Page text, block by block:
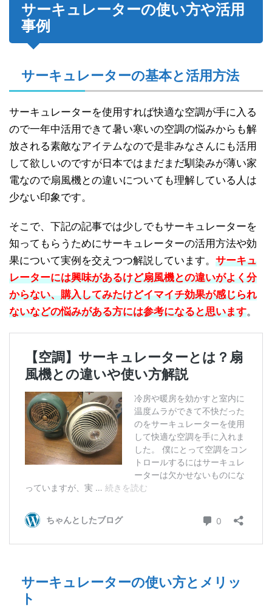
サーキュレーターの使い方や活用
事例
サーキュレーターの基本と活用方法
サーキュレーターを使用すれば快適な空調が手に入る
ので一年中活用できて暑い寒いの空調の悩みからも解
放される素敵なアイテムなので是非みなさんにも活用
して欲しいのですが日本ではまだまだ馴染みが薄い家
電なので扇風機との違いについても理解している人は
少ない印象です。
そこで、下記の記事では少しでもサーキュレーターを
知ってもらうためにサーキュレーターの活用方法や効
果について実例を交えつつ解説しています。 サーキュ
レーターには興味があるけど扇風機との違いがよく分
からない、購入してみたけどイマイチ効果が感じられ
ないなどの悩みがある方には参考になると思います。
サーキュレーターの使い方とメリッ
ト